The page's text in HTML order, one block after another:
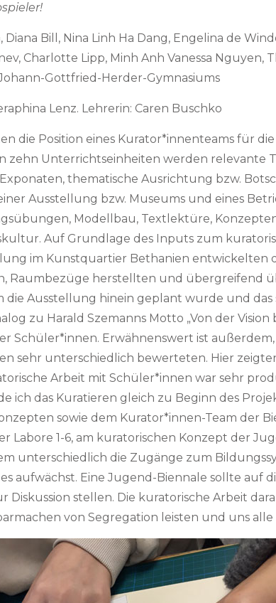
Diana Bill, Nina Linh Ha Dang, Engelina de
Charlotte Lipp, Minh Anh Vanessa Nguyen,
Gottfried-Herder-Gymnasiums
Lenz. Lehrerin: Caren Buschko
die Position eines Kurator*innenteams für
zehn Unterrichtseinheiten werden relevante
thematische Ausrichtung bzw.
Ausstellung bzw. Museums und eines
Modellbau, Textlektüre,
Auf Grundlage des Inputs zum
im Kunstquartier Bethanien entwickelten
Raumbezüge herstellten und übergreifend
die Ausstellung hinein geplant wurde und
zu Harald Szemanns Motto „Von der
Schüler*innen. Erwähnenswert ist
sehr unterschiedlich bewerteten. Hier
Arbeit mit Schüler*innen war sehr
ich das Kuratieren gleich zu Beginn des
sowie dem Kurator*innen-Team der
Labore 1-6, am kuratorischen Konzept der
unterschiedlich die Zugänge zum
aufwächst. Eine Jugend-Biennale sollte auf
Diskussion stellen. Die kuratorische Arbeit
von Segregation leisten und uns